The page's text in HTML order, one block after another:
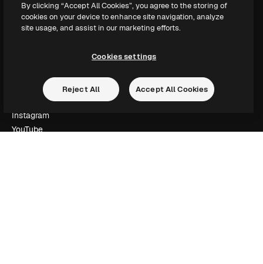
Slidesgo
Vender conteúdo
Procurando por magnific.ai?
Siga-nos
Suporte ao cliente
Instagram
YouTube
By clicking “Accept All Cookies”, you agree to the storing of
cookies on your device to enhance site navigation, analyze
site usage, and assist in our marketing efforts.
Cookies settings
Reject All Accept All Cookies